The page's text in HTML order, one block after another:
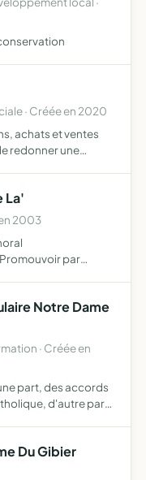
· Créée en 2020
achats et ventes
redonner une
La'
2003
par
Notre Dame
· Créée en
part, des accords
d'autre part,
Du Gibier